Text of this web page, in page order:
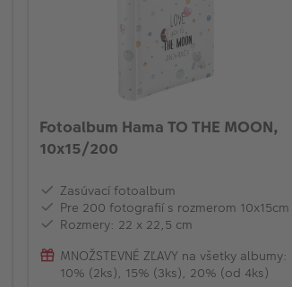
Fotoalbum Hama TO THE MOON,
10x15/200
Zasúvací fotoalbum
Pre 200 fotografií s rozmerom 10x15cm
Rozmery: 22 x 22,5 cm
MNOŽSTEVNÉ ZĽAVY na všetky albumy:
10% (2ks), 15% (3ks), 20% (od 4ks)